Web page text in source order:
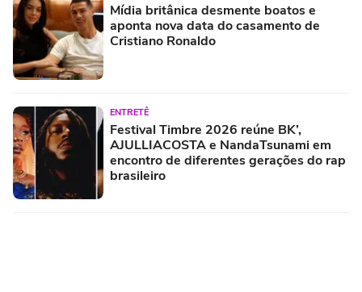
Mídia britânica desmente boatos e
aponta nova data do casamento de
Cristiano Ronaldo
ENTRETÊ
Festival Timbre 2026 reúne BK’,
AJULLIACOSTA e NandaTsunami em
encontro de diferentes gerações do rap
brasileiro